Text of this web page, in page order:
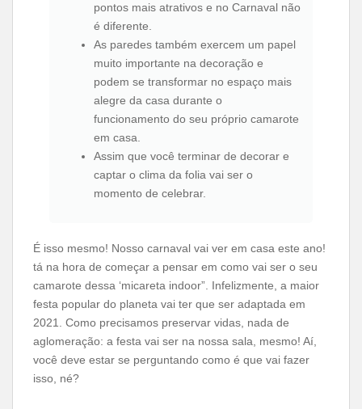
pontos mais atrativos e no Carnaval não
é diferente.
As paredes também exercem um papel
muito importante na decoração e
podem se transformar no espaço mais
alegre da casa durante o
funcionamento do seu próprio camarote
em casa.
Assim que você terminar de decorar e
captar o clima da folia vai ser o
momento de celebrar.
É isso mesmo! Nosso carnaval vai ver em casa este ano!
tá na hora de começar a pensar em como vai ser o seu
camarote dessa ‘micareta indoor”. Infelizmente, a maior
festa popular do planeta vai ter que ser adaptada em
2021. Como precisamos preservar vidas, nada de
aglomeração: a festa vai ser na nossa sala, mesmo! Aí,
você deve estar se perguntando como é que vai fazer
isso, né?